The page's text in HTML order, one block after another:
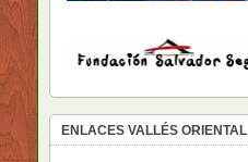
ENLACES VALLÉS ORIENTAL